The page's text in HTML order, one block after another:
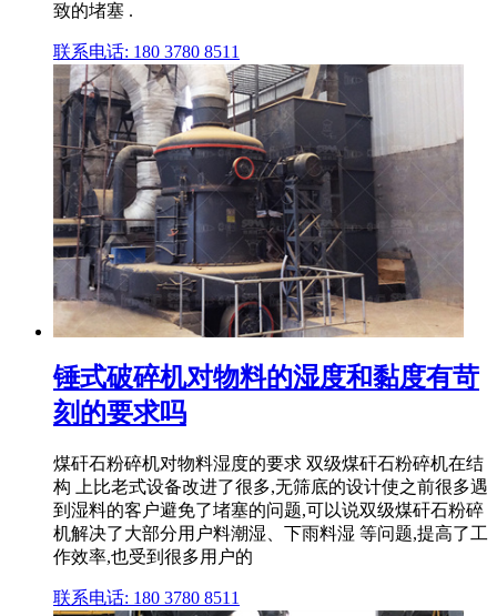
致的堵塞 .
联系电话: 180 3780 8511
锤式破碎机对物料的湿度和黏度有苛
刻的要求吗
煤矸石粉碎机对物料湿度的要求 双级煤矸石粉碎机在结
构 上比老式设备改进了很多,无筛底的设计使之前很多遇
到湿料的客户避免了堵塞的问题,可以说双级煤矸石粉碎
机解决了大部分用户料潮湿、下雨料湿 等问题,提高了工
作效率,也受到很多用户的
联系电话: 180 3780 8511